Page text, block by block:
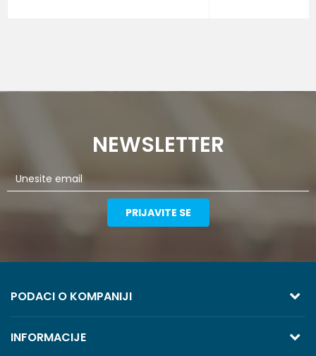
NEWSLETTER
PRIJAVITE SE
PODACI O KOMPANIJI
INFORMACIJE